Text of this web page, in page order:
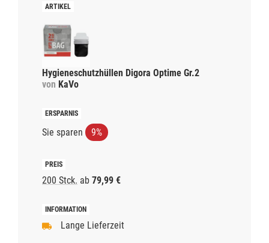
Hygieneschutzhüllen Digora Optime Gr.2
von KaVo
Sie sparen 9%
200 Stck. ab 79,99 €
Lange Lieferzeit